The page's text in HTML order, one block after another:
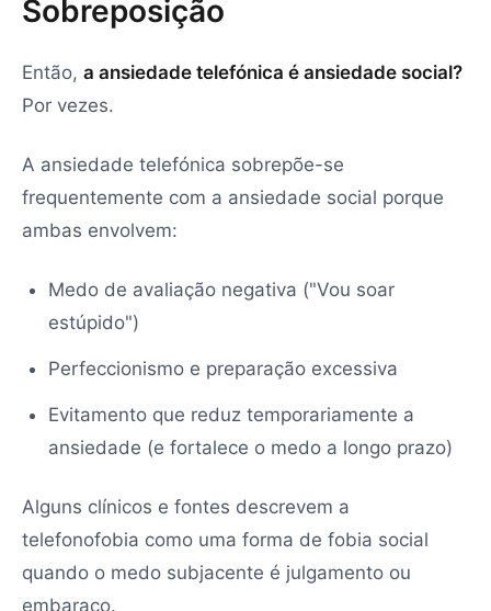
Sobreposição
Então, a ansiedade telefónica é ansiedade social?
Por vezes.
A ansiedade telefónica sobrepõe-se
frequentemente com a ansiedade social porque
ambas envolvem:
Medo de avaliação negativa ("Vou soar
estúpido")
Perfeccionismo e preparação excessiva
Evitamento que reduz temporariamente a
ansiedade (e fortalece o medo a longo prazo)
Alguns clínicos e fontes descrevem a
telefonofobia como uma forma de fobia social
quando o medo subjacente é julgamento ou
embaraço.